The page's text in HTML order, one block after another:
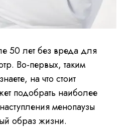
50 лет без вреда для
Во-первых, таким
на что стоит
подобрать наиболее
менопаузы
образ жизни.